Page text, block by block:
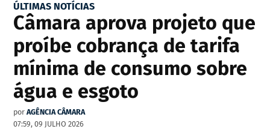
ÚLTIMAS NOTÍCIAS
Câmara aprova projeto que
proíbe cobrança de tarifa
mínima de consumo sobre
água e esgoto
por AGÊNCIA CÂMARA
07:59, 09 JULHO 2026